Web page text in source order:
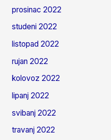
prosinac 2022
studeni 2022
listopad 2022
rujan 2022
kolovoz 2022
lipanj 2022
svibanj 2022
travanj 2022